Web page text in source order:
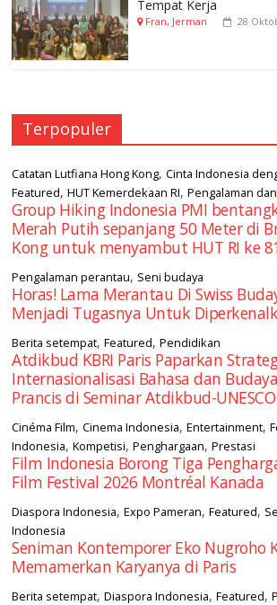
Tempat Kerja
Fran, Jerman 28
Terpopuler
Catatan Lutfiana Hong Kong,Cinta Indonesia
Featured,HUT Kemerdekaan RI,Pengalaman
Group Hiking Indonesia PMI
Merah Putih sepanjang 50 Meter di
Kong untuk menyambut HUT RI ke
Pengalaman perantau, Seni budaya
Horas! Lama Merantau Di Swiss
Menjadi Tugasnya Untuk
Berita setempat,Featured,Pendidikan
Atdikbud KBRI Paris Paparkan
Internasionalisasi Bahasa dan
Prancis di Seminar Atdikbud-UNESCO
Cinéma Film,Cinema Indonesia,Entertainment,
Indonesia,Kompetisi,Penghargaan,Prestasi
Film Indonesia Borong Tiga
Film Festival 2026 Montréal Kanada
Diaspora Indonesia,Expo Pameran,Featured,
Indonesia
Seniman Kontemporer Eko Nugroho
Memamerkan Karyanya di Paris
Berita setempat,Diaspora Indonesia,Featured,